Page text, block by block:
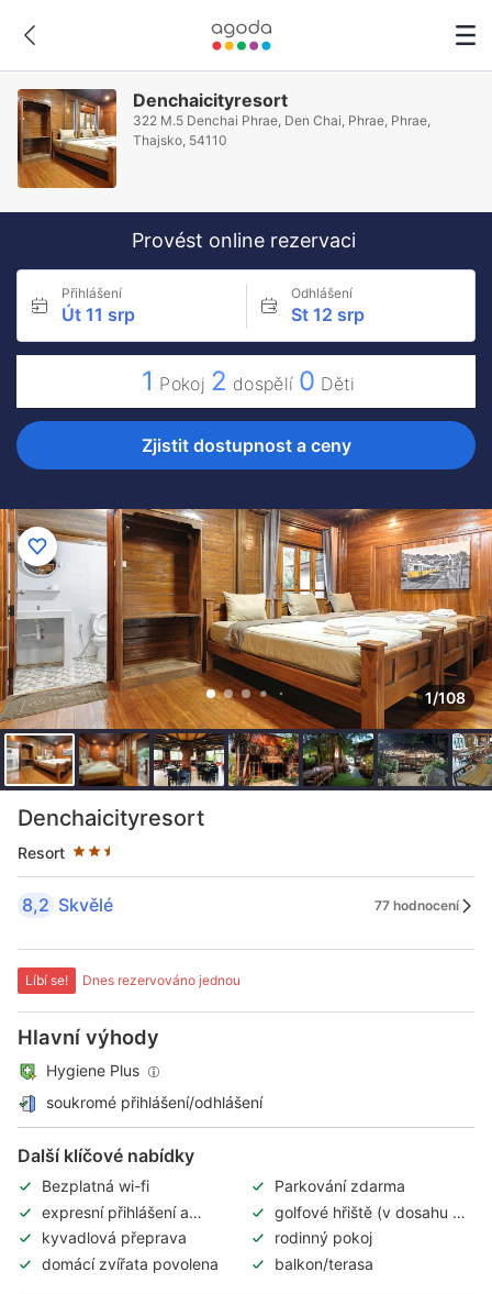
Denchaicityresort
322 M.5 Denchai Phrae, Den Chai, Phrae, Phrae,
Thajsko, 54110
Provést online rezervaci
Přihlášení
Út 11 srp
Odhlášení
St 12 srp
1 Pokoj 2 dospělí 0 Děti
Zjistit dostupnost a ceny
1/108
Denchaicityresort
Resort
Hodnocení hvězdičkami: 2.5
8,2 Skvělé 77 hodnocení
Líbí se! Dnes rezervováno jednou
Hlavní výhody
Hygiene Plus
soukromé přihlášení/odhlášení
Další klíčové nabídky
Bezplatná wi-fi
Parkování zdarma
expresní přihlášení a
odhlášení
golfové hřiště (v dosahu 3
km)
kyvadlová přeprava
rodinný pokoj
domácí zvířata povolena
balkon/terasa